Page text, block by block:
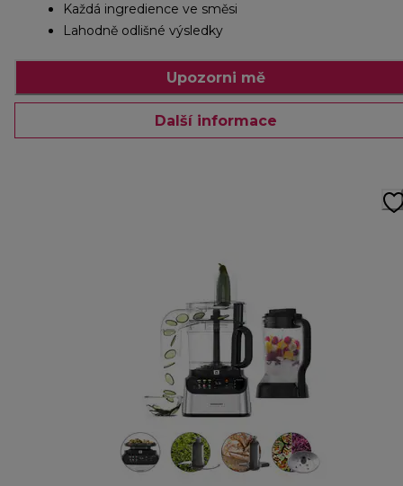
Každá ingredience ve směsi
Lahodně odlišné výsledky
Upozorni mě
Další informace